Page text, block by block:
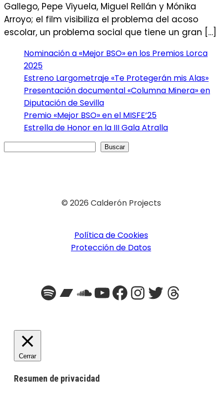
Gallego, Pepe Viyuela, Miguel Rellán y Mónika
Arroyo; el film visibiliza el problema del acoso
escolar, un problema social que tiene un gran […]
Nominación a «Mejor BSO» en los Premios Lorca
2025
Estreno Largometraje «Te Protegerán mis Alas»
Presentación documental «Columna Minera» en
Diputación de Sevilla
Premio «Mejor BSO» en el MISFE’25
Estrella de Honor en la III Gala Atralla
Buscar
© 2026 Calderón Projects
Política de Cookies
Protección de Datos
Spotify
Bandcamp
SoundCloud
YouTube
Facebook
Instagram
Twitter
Cerrar
Resumen de privacidad